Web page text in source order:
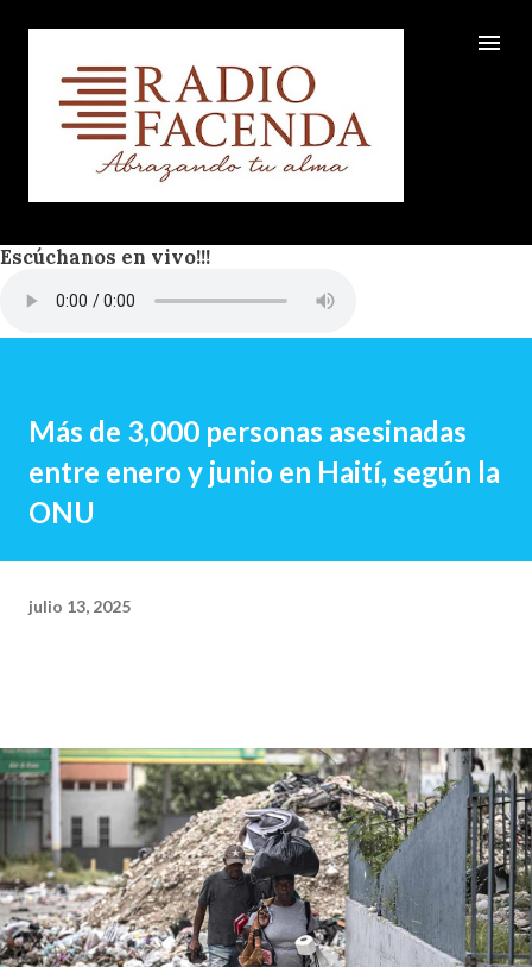
Ir al contenido principal
Escúchanos en vivo!!!
Más de 3,000 personas asesinadas
entre enero y junio en Haití, según la
ONU
julio 13, 2025